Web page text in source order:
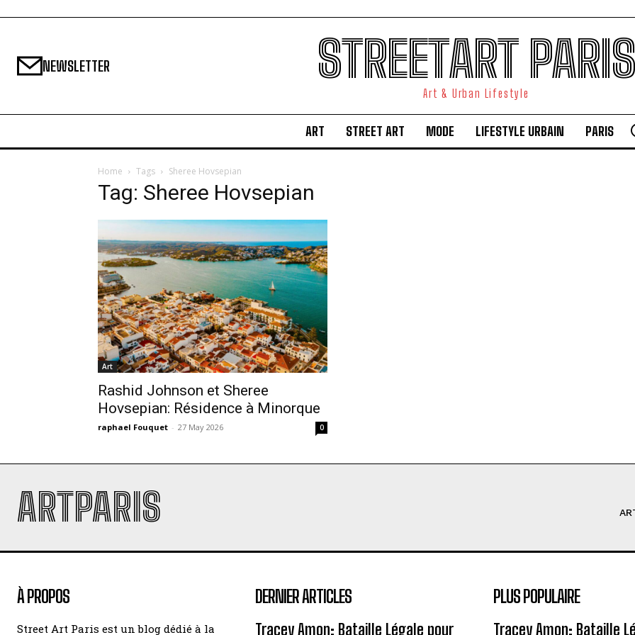
NEWSLETTER STREETART PARIS
Art & Urban Lifestyle
ART STREET ART MODE LIFESTYLE URBAIN PARIS
Home Tags Sheree Hovsepian
Tag: Sheree Hovsepian
Art
Rashid Johnson et Sheree
Hovsepian: Résidence à Minorque
raphael Fouquet - 27 May 2026 0
ARTPARIS
À PROPOS
Street Art Paris est un blog dédié à la
DERNIER ARTICLES
Tracey Amon: Bataille Légale pour
PLUS POPULAIRE
Tracey Amon: Bataille